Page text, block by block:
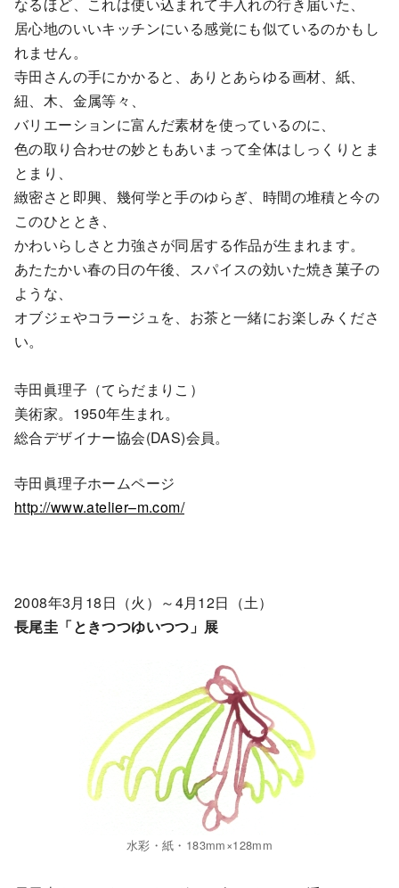
居心地のいいキッチンにいる感覚にも似ているのかもし
れません。
寺田さんの手にかかると、ありとあらゆる画材、紙、
紐、木、金属等々、
バリエーションに富んだ素材を使っているのに、
色の取り合わせの妙ともあいまって全体はしっくりとま
とまり、
緻密さと即興、幾何学と手のゆらぎ、時間の堆積と今の
このひととき、
かわいらしさと力強さが同居する作品が生まれます。
あたたかい春の日の午後、スパイスの効いた焼き菓子の
ような、
オブジェやコラージュを、お茶と一緒にお楽しみくださ
い。
寺田眞理子（てらだまりこ）
美術家。1950年生まれ。
総合デザイナー協会(DAS)会員。
寺田眞理子ホームページ
http://www.atelier–m.com/
2008年3月18日（火）～4月12日（土）
長尾圭「ときつつゆいつつ」展
水彩・紙・183mm×128mm